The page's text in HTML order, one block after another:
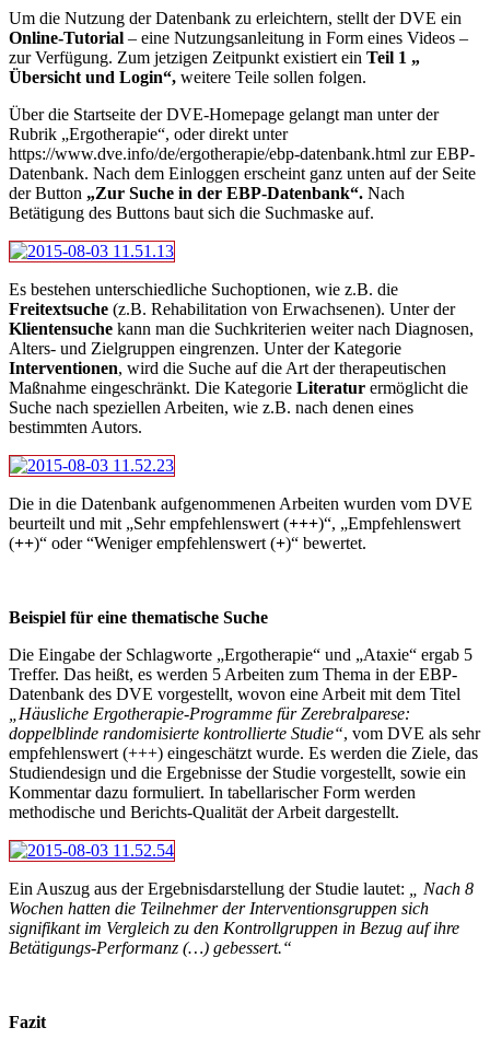
Um die Nutzung der Datenbank zu erleichtern, stellt der DVE ein
Online-Tutorial – eine Nutzungsanleitung in Form eines Videos –
zur Verfügung. Zum jetzigen Zeitpunkt existiert ein Teil 1 „
Übersicht und Login“, weitere Teile sollen folgen.
Über die Startseite der DVE-Homepage gelangt man unter der
Rubrik „Ergotherapie“, oder direkt unter
https://www.dve.info/de/ergotherapie/ebp-datenbank.html zur EBP-
Datenbank. Nach dem Einloggen erscheint ganz unten auf der Seite
der Button „Zur Suche in der EBP-Datenbank“. Nach
Betätigung des Buttons baut sich die Suchmaske auf.
Es bestehen unterschiedliche Suchoptionen, wie z.B. die
Freitextsuche (z.B. Rehabilitation von Erwachsenen). Unter der
Klientensuche kann man die Suchkriterien weiter nach Diagnosen,
Alters- und Zielgruppen eingrenzen. Unter der Kategorie
Interventionen, wird die Suche auf die Art der therapeutischen
Maßnahme eingeschränkt. Die Kategorie Literatur ermöglicht die
Suche nach speziellen Arbeiten, wie z.B. nach denen eines
bestimmten Autors.
Die in die Datenbank aufgenommenen Arbeiten wurden vom DVE
beurteilt und mit „Sehr empfehlenswert (+++)“, „Empfehlenswert
(++)“ oder “Weniger empfehlenswert (+)“ bewertet.
Beispiel für eine thematische Suche
Die Eingabe der Schlagworte „Ergotherapie“ und „Ataxie“ ergab 5
Treffer. Das heißt, es werden 5 Arbeiten zum Thema in der EBP-
Datenbank des DVE vorgestellt, wovon eine Arbeit mit dem Titel
„Häusliche Ergotherapie-Programme für Zerebralparese:
doppelblinde randomisierte kontrollierte Studie“, vom DVE als sehr
empfehlenswert (+++) eingeschätzt wurde. Es werden die Ziele, das
Studiendesign und die Ergebnisse der Studie vorgestellt, sowie ein
Kommentar dazu formuliert. In tabellarischer Form werden
methodische und Berichts-Qualität der Arbeit dargestellt.
Ein Auszug aus der Ergebnisdarstellung der Studie lautet:
„ Nach 8
Wochen hatten die Teilnehmer der Interventionsgruppen sich
signifikant im Vergleich zu den Kontrollgruppen in Bezug auf ihre
Betätigungs-Performanz (…) gebessert.“
Fazit